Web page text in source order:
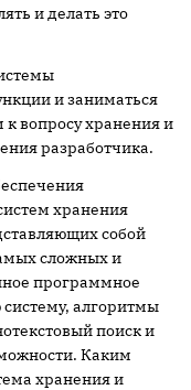
и делать это
и заниматься
вопросу хранения и
разработчика.
хранения
собой
сложных и
программное
алгоритмы
поиск и
Каким
хранения и